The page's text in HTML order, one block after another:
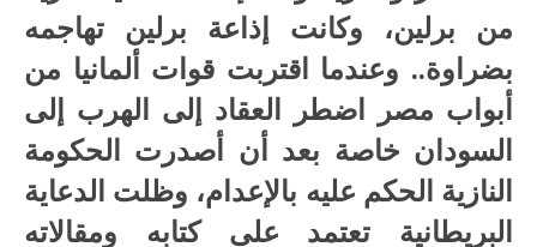
من برلين، وكانت إذاعة برلين تهاجمه
بضراوة.. وعندما اقتربت قوات ألمانيا من
أبواب مصر اضطر العقاد إلى الهرب إلى
السودان خاصة بعد أن أصدرت الحكومة
النازية الحكم عليه بالإعدام، وظلت الدعاية
البريطانية تعتمد على كتابه ومقالاته